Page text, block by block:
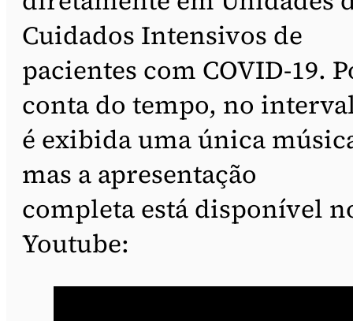
Cuidados Intensivos de
pacientes com COVID-19.
conta do tempo, no
é exibida uma única
mas a apresentação
completa está disponível
Youtube: